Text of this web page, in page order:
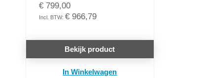
€ 799,00
€ 966,79
Bekijk product
In Winkelwagen